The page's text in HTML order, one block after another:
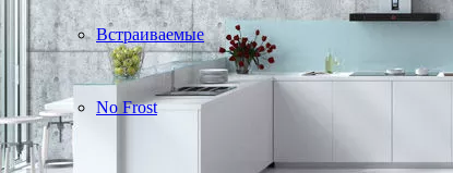
Встраиваемые
No Frost